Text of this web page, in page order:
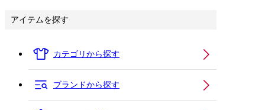
アイテムを探す
カテゴリから探す
ブランドから探す